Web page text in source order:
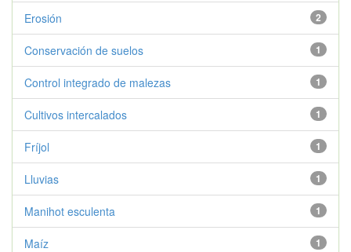
2
Erosión
1
Conservación de suelos
1
Control integrado de malezas
1
Cultivos intercalados
1
Fríjol
1
Lluvias
1
Manihot esculenta
1
Maíz